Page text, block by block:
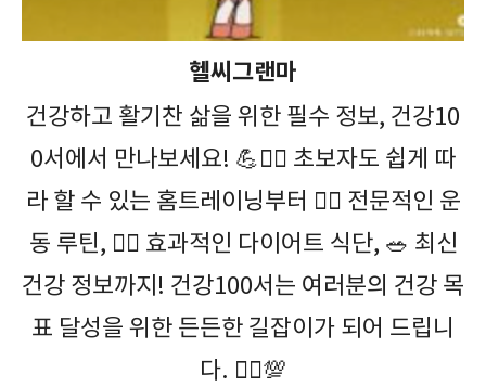
헬씨그랜마
건강하고 활기찬 삶을 위한 필수 정보, 건강10
0서에서 만나보세요! 💪🤸‍♀️ 초보자도 쉽게 따
라 할 수 있는 홈트레이닝부터 🏋️‍♀️ 전문적인 운
동 루틴, 🏃‍♂️ 효과적인 다이어트 식단, 🥗 최신
건강 정보까지! 건강100서는 여러분의 건강 목
표 달성을 위한 든든한 길잡이가 되어 드립니
다. 🚶‍♀️💯